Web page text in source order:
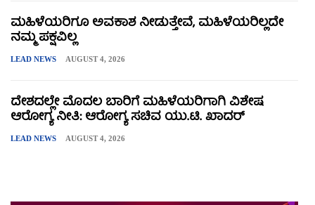
ಮಹಿಳೆಯರಿಗೂ ಅವಕಾಶ ನೀಡುತ್ತೇವೆ, ಮಹಿಳೆಯರಿಲ್ಲದೇ
ನಮ್ಮ ಪಕ್ಷವಿಲ್ಲ
LEAD NEWS AUGUST 4, 2026
ದೇಶದಲ್ಲೇ ಮೊದಲ ಬಾರಿಗೆ ಮಹಿಳೆಯರಿಗಾಗಿ ವಿಶೇಷ
ಆರೋಗ್ಯ ನೀತಿ: ಆರೋಗ್ಯ ಸಚಿವ ಯು.ಟಿ. ಖಾದರ್
LEAD NEWS AUGUST 4, 2026